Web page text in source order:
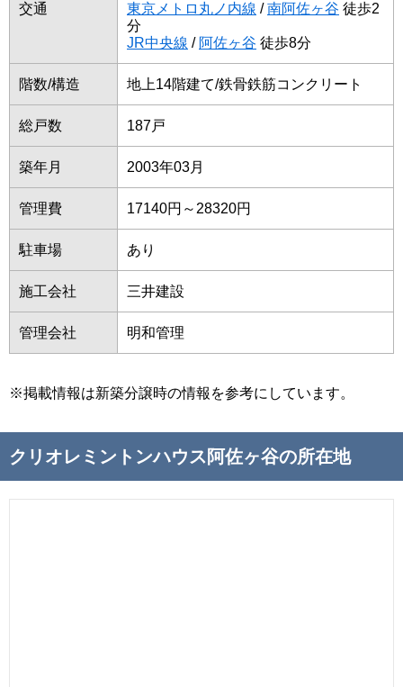
交通 東京メトロ丸ノ内線 /南阿佐ヶ谷 徒歩2
分
JR中央線 / 阿佐ヶ谷 徒歩8分
階数/構造 地上14階建て/鉄骨鉄筋コンクリート
総戸数 187戸
築年月 2003年03月
管理費 17140円～28320円
駐車場 あり
施工会社 三井建設
管理会社 明和管理
※掲載情報は新築分譲時の情報を参考にしています。
クリオレミントンハウス阿佐ヶ谷の所在地